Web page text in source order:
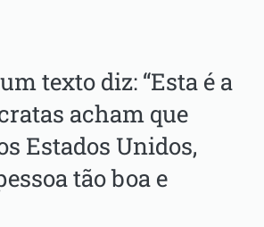
texto diz: “Esta é a
acham que
Estados Unidos,
tão boa e